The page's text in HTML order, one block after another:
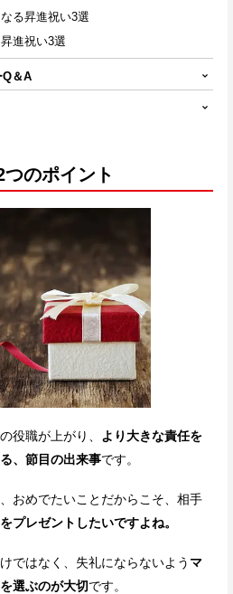
る昇進祝い3選
進祝い3選
Q＆A
のポイント
役職が上がり、
より大きな責任を
、節目の出来事です。
おめでたいことだからこそ、相手
プレゼントしたいですよね。
ではなく、失礼にならないよう マ
選ぶのが大切です。